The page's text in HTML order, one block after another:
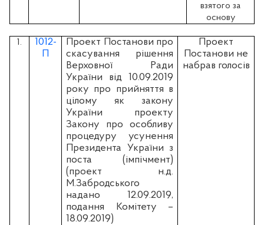
взятого за
основу
1.
1012-
П
Проект Постанови про
скасування рішення
Верховної Ради
України від 10.09.2019
року про прийняття в
цілому як закону
України проекту
Закону про особливу
процедуру усунення
Президента України з
поста (імпічмент)
(проект н.д.
М.Забродського
надано 12.09.2019,
подання Комітету –
18.09.2019)
Проект
Постанови не
набрав голосів